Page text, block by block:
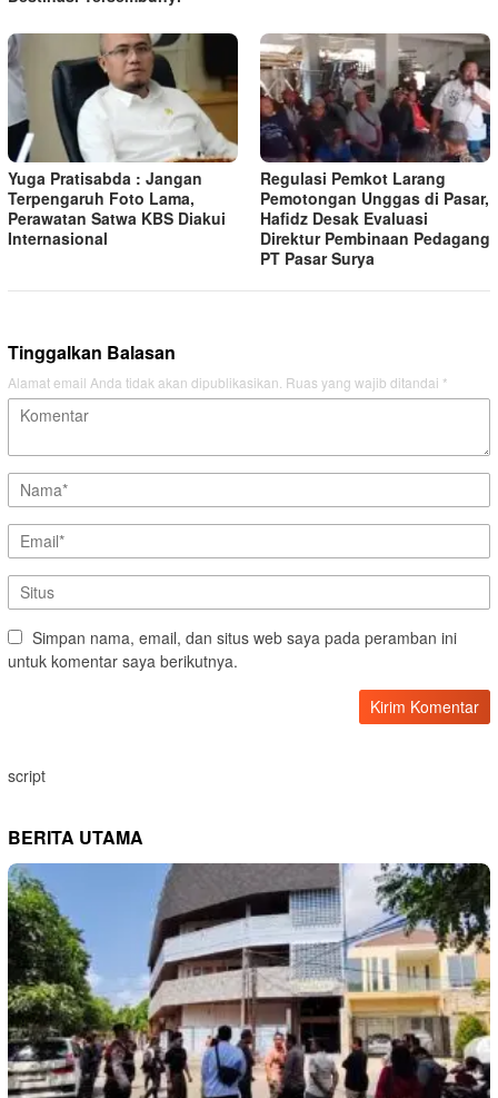
Yuga Pratisabda : Jangan
Terpengaruh Foto Lama,
Perawatan Satwa KBS Diakui
Internasional
Regulasi Pemkot Larang
Pemotongan Unggas di Pasar,
Hafidz Desak Evaluasi
Direktur Pembinaan Pedagang
PT Pasar Surya
Tinggalkan Balasan
Alamat email Anda tidak akan dipublikasikan. Ruas yang wajib ditandai *
Simpan nama, email, dan situs web saya pada peramban ini
untuk komentar saya berikutnya.
script
BERITA UTAMA